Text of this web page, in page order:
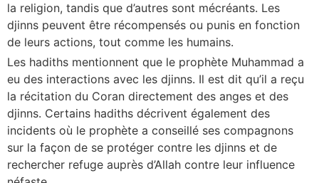
la religion, tandis que d’autres sont mécréants. Les
djinns peuvent être récompensés ou punis en fonction
de leurs actions, tout comme les humains.
Les hadiths mentionnent que le prophète Muhammad a
eu des interactions avec les djinns. Il est dit qu’il a reçu
la récitation du Coran directement des anges et des
djinns. Certains hadiths décrivent également des
incidents où le prophète a conseillé ses compagnons
sur la façon de se protéger contre les djinns et de
rechercher refuge auprès d’Allah contre leur influence